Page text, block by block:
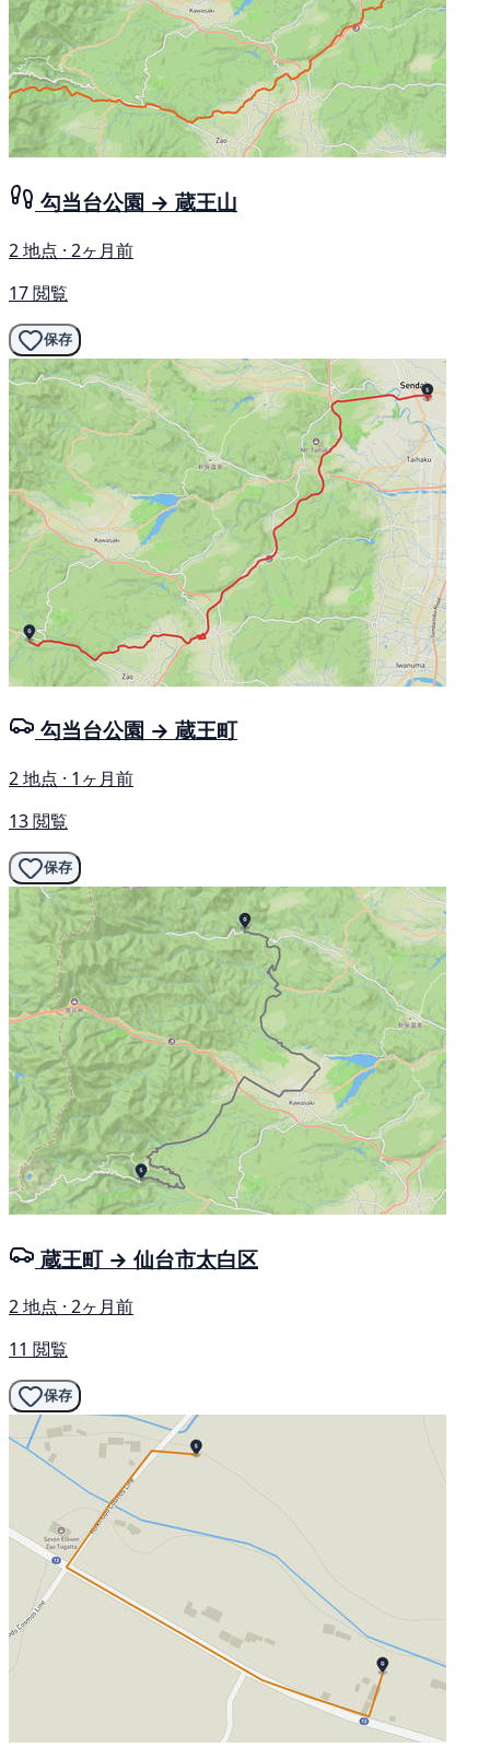
勾当台公園 → 蔵王山
2 地点 · 2ヶ月前
17 閲覧
保存
勾当台公園 → 蔵王町
2 地点 · 1ヶ月前
13 閲覧
保存
蔵王町 → 仙台市太白区
2 地点 · 2ヶ月前
11 閲覧
保存